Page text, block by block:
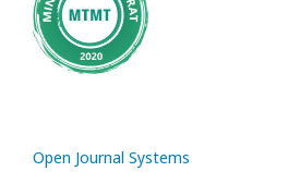
Open Journal Systems